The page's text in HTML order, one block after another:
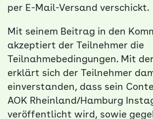
per E-Mail-Versand verschickt.
Mit seinem Beitrag in den
akzeptiert der Teilnehmer die
Teilnahmebedingungen. Mit
erklärt sich der Teilnehmer
einverstanden, dass sein
AOK Rheinland/Hamburg
veröffentlicht wird, sowie